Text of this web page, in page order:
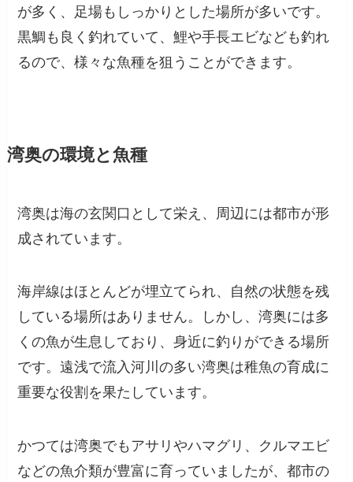
が多く、足場もしっかりとした場所が多いです。
黒鯛も良く釣れていて、鯉や手長エビなども釣れ
るので、様々な魚種を狙うことができます。
湾奥の環境と魚種
湾奥は海の玄関口として栄え、周辺には都市が形
成されています。
海岸線はほとんどが埋立てられ、自然の状態を残
している場所はありません。しかし、湾奥には多
くの魚が生息しており、身近に釣りができる場所
です。遠浅で流入河川の多い湾奥は稚魚の育成に
重要な役割を果たしています。
かつては湾奥でもアサリやハマグリ、クルマエビ
などの魚介類が豊富に育っていましたが、都市の